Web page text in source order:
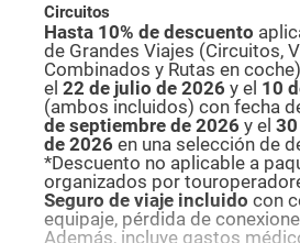
Circuitos
Hasta 10% de descuento
de Grandes Viajes (Circuitos,
Combinados y Rutas en
el 22 de julio de 2026 y el 10
(ambos incluidos) con fecha
de septiembre de 2026 y el
de 2026 en una selección de
*Descuento no aplicable a
organizados por
Seguro de viaje incluido con
equipaje, pérdida de
Además, incluye gastos